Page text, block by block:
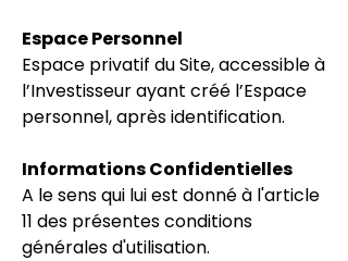
Espace Personnel
Espace privatif du Site, accessible à
l’Investisseur ayant créé l’Espace
personnel, après identification.
Informations Confidentielles
A le sens qui lui est donné à l'article
11 des présentes conditions
générales d'utilisation.